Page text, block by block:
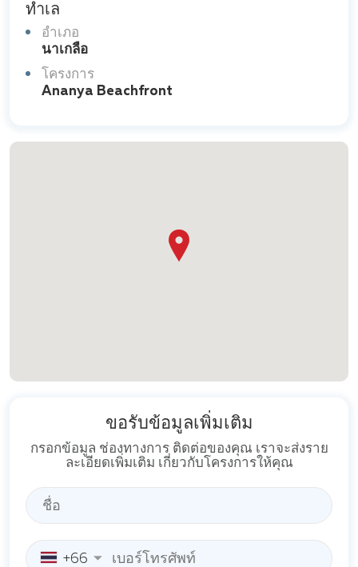
ทำเล
อำเภอ
นาเกลือ
โครงการ
Ananya Beachfront
ขอรับข้อมูลเพิ่มเติม
กรอกข้อมูล ช่องทางการ ติดต่อของคุณ เราจะส่งราย
ละเอียดเพิ่มเติม เกี่ยวกับโครงการให้คุณ
+66